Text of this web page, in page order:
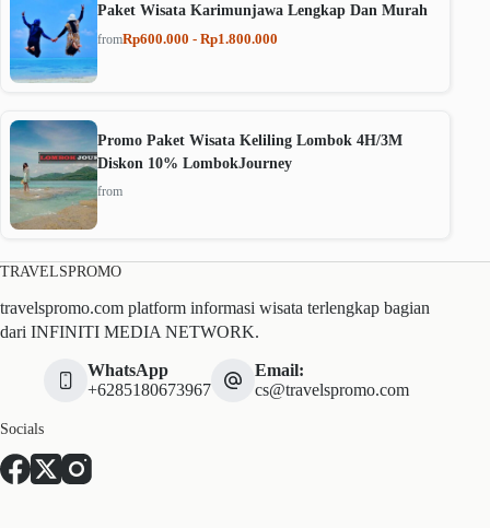
Paket Wisata Karimunjawa Lengkap Dan Murah
fromRp600.000 - Rp1.800.000
Promo Paket Wisata Keliling Lombok 4H/3M
Diskon 10% LombokJourney
from
TRAVELSPROMO
travelspromo.com platform informasi wisata terlengkap bagian
dari INFINITI MEDIA NETWORK.
WhatsApp
+6285180673967
Email:
cs@travelspromo.com
Socials